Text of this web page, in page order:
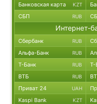
Банковская карта KZT
СБП RUB
Интернет-
Сбербанк RUB
Альфа-Банк RUB
Т-Банк RUB Т-
ВТБ RUB
Приват 24 UAH
Kaspi Bank KZT